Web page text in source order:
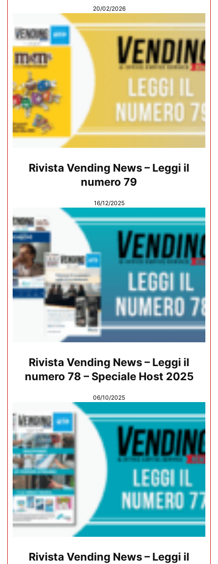
20/02/2026
Rivista Vending News – Leggi il
numero 79
16/12/2025
Rivista Vending News – Leggi il
numero 78 – Speciale Host 2025
06/10/2025
Rivista Vending News – Leggi il